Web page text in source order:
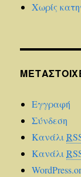
Χωρίς
Εγγραφή
Σύνδεση
Κανάλι
Κανάλι